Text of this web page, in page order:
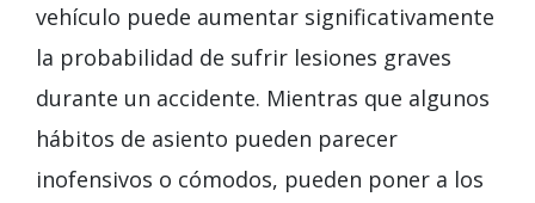
vehículo puede aumentar significativamente
la probabilidad de sufrir lesiones graves
durante un accidente. Mientras que algunos
hábitos de asiento pueden parecer
inofensivos o cómodos, pueden poner a los